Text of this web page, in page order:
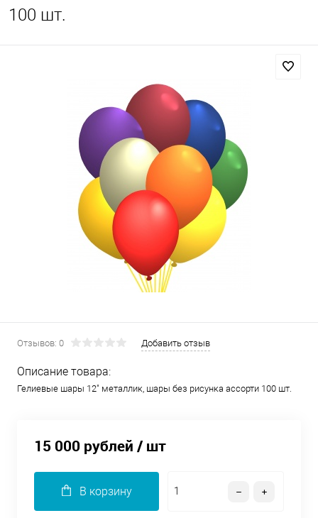
100 шт.
Отзывов: 0 Добавить отзыв
Описание товара:
Гелиевые шары 12" металлик, шары без рисунка ассорти 100 шт.
15 000 рублей / шт
В корзину